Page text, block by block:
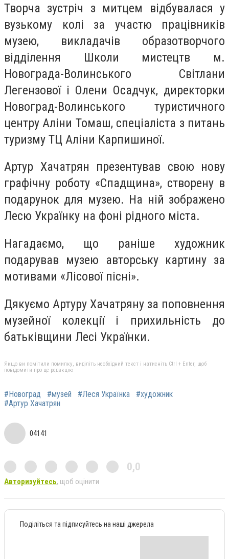
Творча зустріч з митцем відбувалася у
вузькому колі за участю працівників
музею, викладачів образотворчого
відділення Школи мистецтв м.
Новограда-Волинського Світлани
Легензової і Олени Осадчук, директорки
Новоград-Волинського туристичного
центру Аліни Томаш, спеціаліста з питань
туризму ТЦ Аліни Карпишиної.
Артур Хачатрян презентував свою нову
графічну роботу «Спадщина», створену в
подарунок для музею. На ній зображено
Лесю Українку на фоні рідного міста.
Нагадаємо, що раніше художник
подарував музею авторську картину за
мотивами «Лісової пісні».
Дякуємо Артуру Хачатряну за поповнення
музейної колекції і прихильність до
батьківщини Лесі Українки.
Якщо ви помітили помилку, виділіть необхідний текст і натисніть Ctrl + Enter, щоб
повідомити про це редакцію
#Новоград #музей #Леся Українка
#художник
#Артур Хачатрян
04141
0,0
Авторизуйтесь, щоб оцінити
Поділіться та підписуйтесь на наші джерела